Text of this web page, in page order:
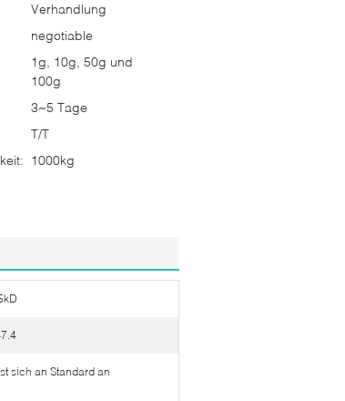
Verhandlung
negotiable
1g, 10g, 50g und
100g
3~5 Tage
T/T
1000kg
sich an Standard an